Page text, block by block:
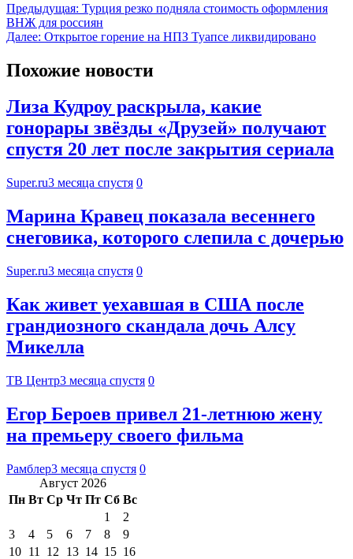
Предыдущая: Турция резко подняла стоимость оформления
ВНЖ для россиян
Далее: Открытое горение на НПЗ Туапсе ликвидировано
Похожие новости
Лиза Кудроу раскрыла, какие
гонорары звёзды «Друзей» получают
спустя 20 лет после закрытия сериала
Super.ru3 месяца спустя 0
Марина Кравец показала весеннего
снеговика, которого слепила с дочерью
Super.ru3 месяца спустя 0
Как живет уехавшая в США после
грандиозного скандала дочь Алсу
Микелла
ТВ Центр3 месяца спустя 0
Егор Бероев привел 21-летнюю жену
на премьеру своего фильма
Рамблер3 месяца спустя 0
Август 2026
Пн Вт Ср Чт Пт Сб Вс
1
2
3
4 5 6 7 8
9
10 11 12 13 14 15 16